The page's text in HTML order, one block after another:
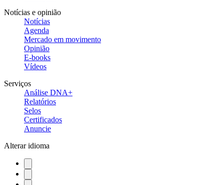
Notícias e opinião
Notícias
Agenda
Mercado em movimento
Opinião
E-books
Vídeos
Serviços
Análise DNA+
Relatórios
Selos
Certificados
Anuncie
Alterar idioma